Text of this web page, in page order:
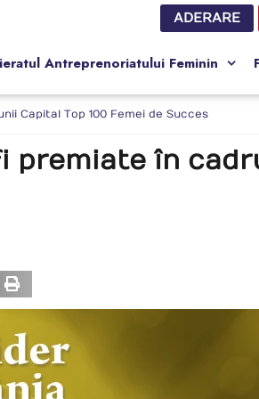
ADERARE
Antreprenoriatului Feminin
Capital Top 100 Femei de Succes
premiate în